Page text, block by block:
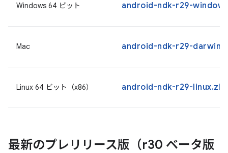
Windows 64 ビット android-ndk-r29-
Mac android-ndk-r29-
Linux 64 ビット（x86） android-ndk-r29-linux.zip
最新のプレリリース版（r30 ベータ版